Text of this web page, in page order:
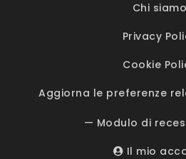
Chi siamo
Privacy
Cookie
Aggiorna le preferenze
— Modulo di
Il mio